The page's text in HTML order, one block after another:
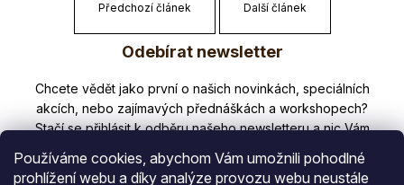
Používáme cookies, abychom Vám umožnili pohodlné
prohlížení webu a díky analýze provozu webu neustále
Předchozí článek Další článek
a
Odebírat newsletter
Nezmeškejte žádné novinky či slevy!